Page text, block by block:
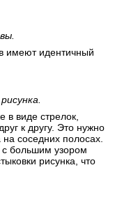
имеют идентичный
в виде стрелок,
к другу. Это нужно
соседних полосах.
с большим узором
рисунка, что